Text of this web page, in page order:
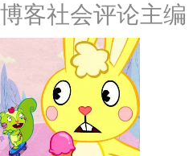
博客社会评论主编